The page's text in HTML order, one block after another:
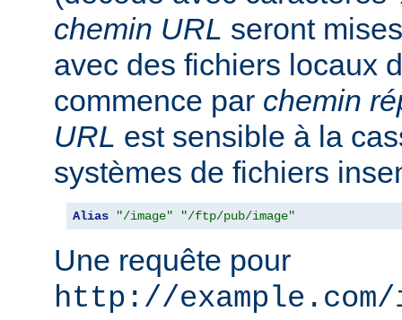
chemin URL seront
avec des fichiers locaux
commence par chemin
URL est sensible à la
systèmes de fichiers
Alias "/image" "/ftp/pub/image"
Une requête pour
http://